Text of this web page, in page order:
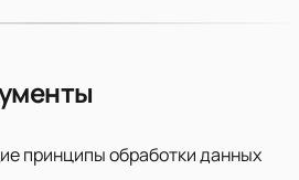
принципы обработки данных